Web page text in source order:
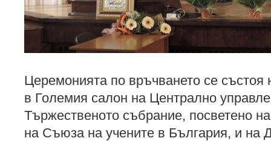
Церемонията по връчването се състоя
в Големия салон на Централно
Тържественото събрание, посветено
на Съюза на учените в България, и на